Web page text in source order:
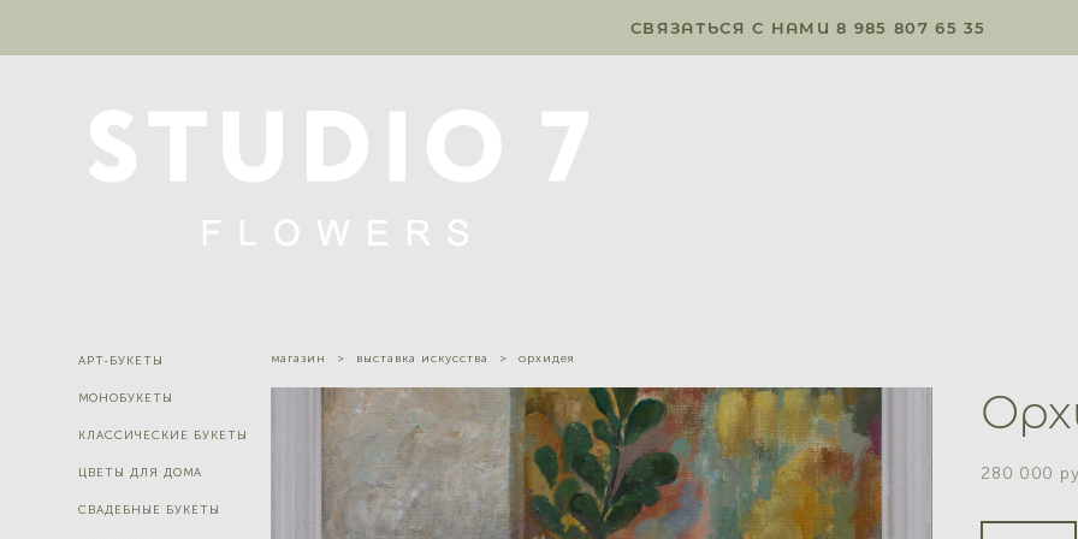
СВЯЗАТЬСЯ С НАМИ 8 985 807 65 35
АРТ-БУКЕТЫ
МОНОБУКЕТЫ
КЛАССИЧЕСКИЕ БУКЕТЫ
ЦВЕТЫ ДЛЯ ДОМА
СВАДЕБНЫЕ БУКЕТЫ
магазин > выставка искусства > орхидея
280 000